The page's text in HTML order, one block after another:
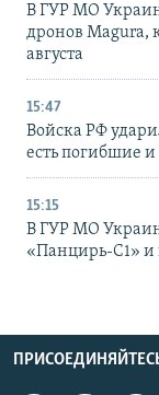
В ГУР МО
дронов Magura,
августа
15:47
Войска РФ
есть погибшие
15:15
В ГУР МО
«Панцирь-С1»